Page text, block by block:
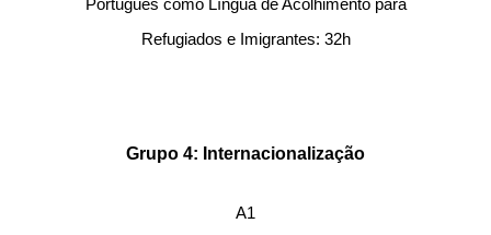
Português como Língua de Acolhimento para
Refugiados e Imigrantes: 32h
Grupo 4: Internacionalização
A1